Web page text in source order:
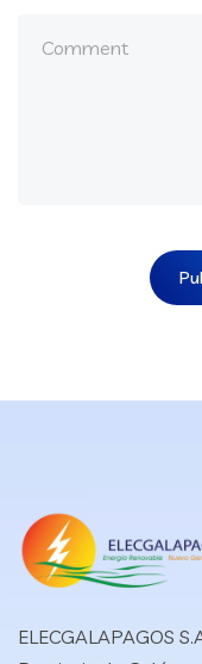
ELECGALAPAGOS